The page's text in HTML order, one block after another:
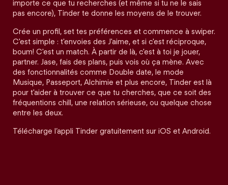
importe ce que tu recherches (et même si tu ne le sais
pas encore), Tinder te donne les moyens de le trouver.
Crée un profil, set tes préférences et commence à swiper.
C'est simple : t'envoies des J'aime, et si c'est réciproque,
boum! C'est un match. À partir de là, c'est à toi je jouer,
partner. Jase, fais des plans, puis vois où ça mène. Avec
des fonctionnalités comme Double date, le mode
Musique, Passeport, Alchimie et plus encore, Tinder est là
pour t'aider à trouver ce que tu cherches, que ce soit des
fréquentions chill, une relation sérieuse, ou quelque chose
entre les deux.
Télécharge l’appli Tinder gratuitement sur iOS et Android.